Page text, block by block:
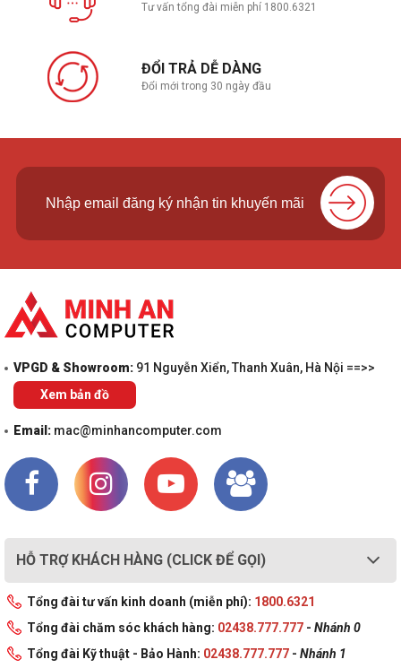
Tư vấn tổng đài miễn phí 1800.6321
ĐỔI TRẢ DỄ DÀNG
Đổi mới trong 30 ngày đầu
VPGD & Showroom: 91 Nguyễn Xiển, Thanh Xuân, Hà Nội ==>>
Xem bản đồ
Email: mac@minhancomputer.com
HỖ TRỢ KHÁCH HÀNG (CLICK ĐỂ GỌI)
Tổng đài tư vấn kinh doanh (miễn phí): 1800.6321
Tổng đài chăm sóc khách hàng: 02438.777.777 - Nhánh 0
Tổng đài Kỹ thuật - Bảo Hành: 02438.777.777 - Nhánh 1